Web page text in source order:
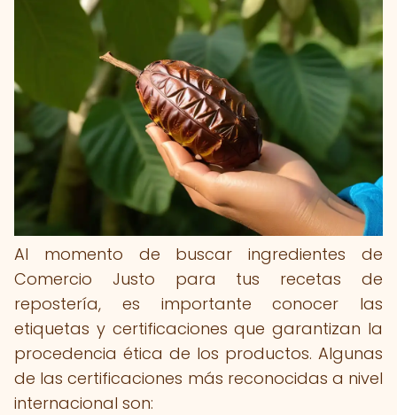
Al momento de buscar ingredientes de
Comercio Justo para tus recetas de
repostería, es importante conocer las
etiquetas y certificaciones que garantizan la
procedencia ética de los productos. Algunas
de las certificaciones más reconocidas a nivel
internacional son: